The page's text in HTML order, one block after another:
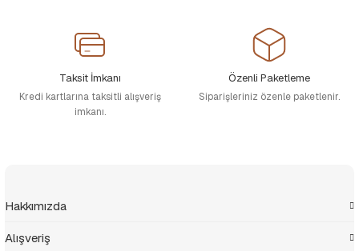
Taksit İmkanı
Kredi kartlarına taksitli alışveriş
imkanı.
Özenli Paketleme
Siparişleriniz özenle paketlenir.
Hakkımızda
Alışveriş